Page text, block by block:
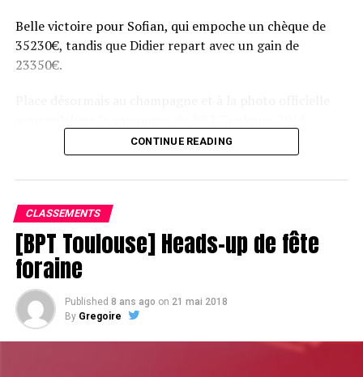
Belle victoire pour Sofian, qui empoche un chèque de
35230€, tandis que Didier repart avec un gain de
23350€.
CONTINUE READING
CLASSEMENTS
[BPT Toulouse] Heads-up de fête
foraine
Published 8 ans ago on 21 mai 2018
By Gregoire